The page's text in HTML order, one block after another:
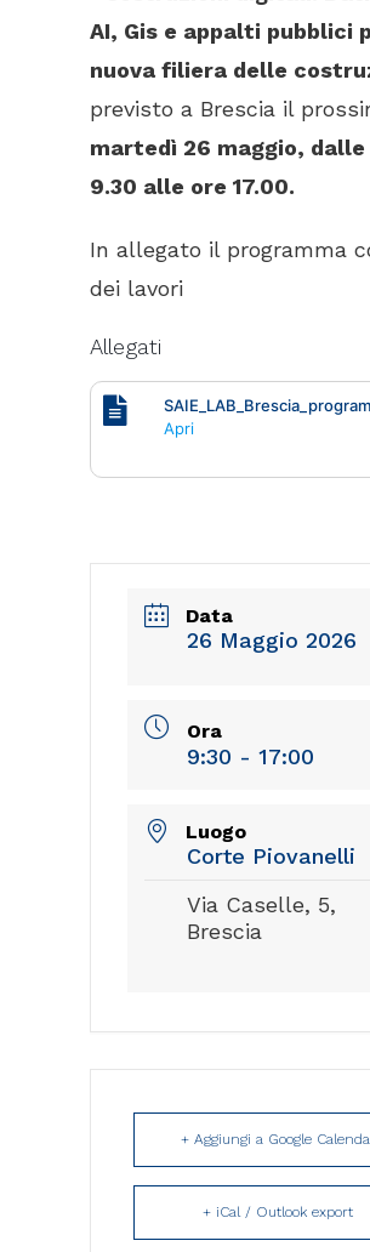
AI, Gis e appalti pubblici
nuova filiera delle
previsto a Brescia il
martedì 26 maggio, dalle
9.30 alle ore 17.00.
In allegato il programma
dei lavori
Allegati
Apri
Data
26 Maggio 2026
Ora
9:30 - 17:00
Luogo
Corte Piovanelli
Via Caselle, 5,
Brescia
+ Aggiungi a Google
+ iCal / Outlook export